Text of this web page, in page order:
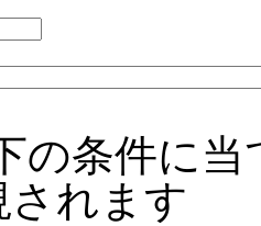
の条件に
されます